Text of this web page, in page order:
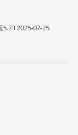
5.732025-07-25